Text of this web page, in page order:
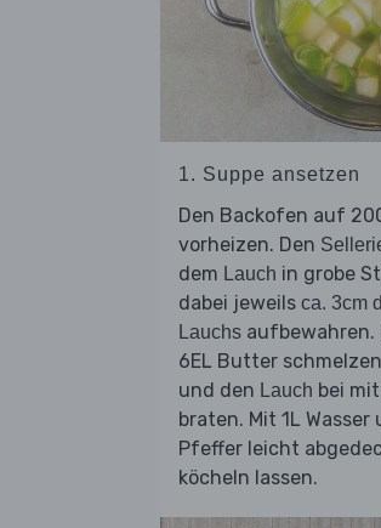
1. Suppe ansetzen
Den Backofen auf
vorheizen. Den
dem Lauch in grobe
dabei jeweils ca. 3cm
Lauchs aufbewahren.
6EL Butter
und den Lauch bei
braten. Mit 1L
Pfeffer leicht
köcheln lassen.